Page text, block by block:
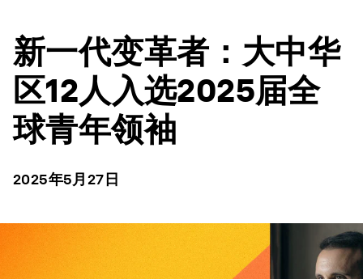
新一代变革者：大中华
区12人入选2025届全
球青年领袖
2025年5月27日